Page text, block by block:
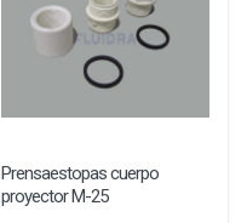
Prensaestopas cuerpo
proyector M-25